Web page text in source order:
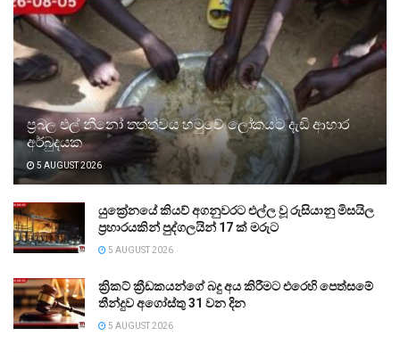
ප්‍රබල එල් නීනෝ තත්ත්වය හමුවේ ලෝකයට දැඩි ආහාර
අර්බුදයක
5 AUGUST 2026
යුක්‍රේනයේ කියව් අගනුවරට එල්ල වූ රුසියානු මිසයිල
ප්‍රහාරයකින් පුද්ගලයින් 17 ක් මරුට
5 AUGUST 2026
ක්‍රිකට් ක්‍රීඩකයන්ගේ බදු අය කිරීමට එරෙහි පෙත්සමේ
තීන්දුව අගෝස්තු 31 වන දින
5 AUGUST 2026